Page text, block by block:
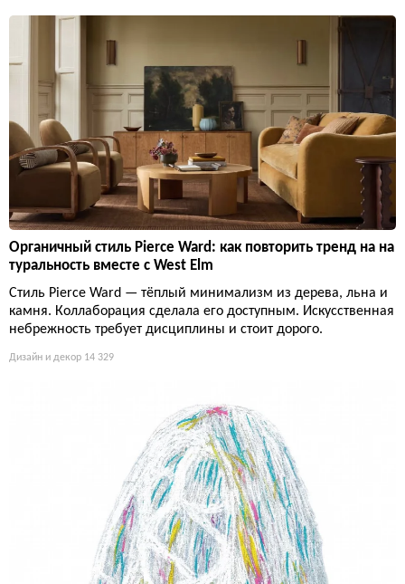
Органичный стиль Pierce Ward: как повторить тренд на на
туральность вместе с West Elm
Стиль Pierce Ward — тёплый минимализм из дерева, льна и
камня. Коллаборация сделала его доступным. Искусственная
небрежность требует дисциплины и стоит дорого.
Дизайн и декор 14 329